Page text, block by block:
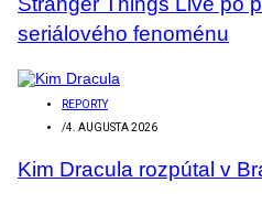
seriálového fenoménu
REPORTY
/4. AUGUSTA 2026
Kim Dracula rozpútal v